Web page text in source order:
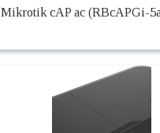
Mikrotik cAP ac (RBcAPGi-